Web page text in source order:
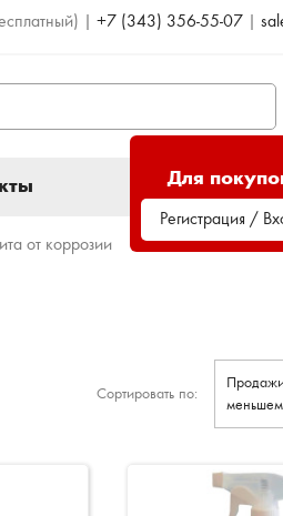
|+7 (343) 356-55-07 |
Для
Регистрация /
от коррозии
Сортировать по: